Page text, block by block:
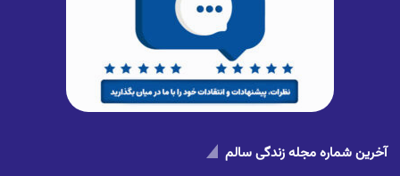
آخرین شماره مجله زندگی سالم